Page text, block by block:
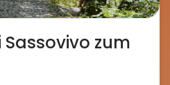
zum